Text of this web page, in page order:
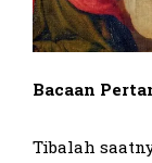
Bacaan
Tibalah